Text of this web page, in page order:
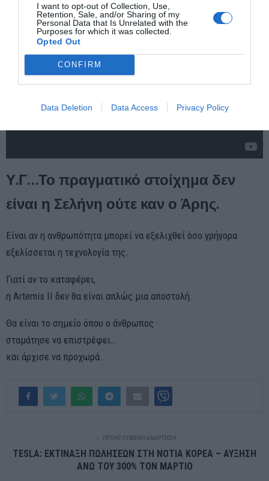
I want to opt-out of Collection, Use,
Retention, Sale, and/or Sharing of my
Personal Data that Is Unrelated with the
Purposes for which it was collected.
Opted Out
CONFIRM
Data Deletion Data Access Privacy Policy
Υ.Γ…Το πραγματικό στοίχημα δεν
είναι η Σελήνη ούτε καν ο Άρης.
Είναι αν η ανθρωπότητα μπορεί να εξελιχθεί όσο γρήγορα
εξελίσσεται η τεχνολογία της.
Γιατί αν το καταφέρει,
η Artemis II δεν θα είναι απλώς μια αποστολή.
Θα είναι το σημείο όπου ο άνθρωπος
σταμάτησε να επιστρέφει…
και άρχισε να προχωρά.
ΠΡΟΗΓΟΎΜΕΝΗ ΑΝΆΡΤΗΣΗ
TESLA: ΕΚΤΙΝΑΞΗ ΠΩΛΗΣΕΩΝ ΣΤΗ ΝΟΤΙΑ ΚΟΡΕΑ – ΑΥΞΗΣΗ
ΑΝΩ ΤΟΥ 300% ΤΟΝ ΜΑΡΤΙΟ